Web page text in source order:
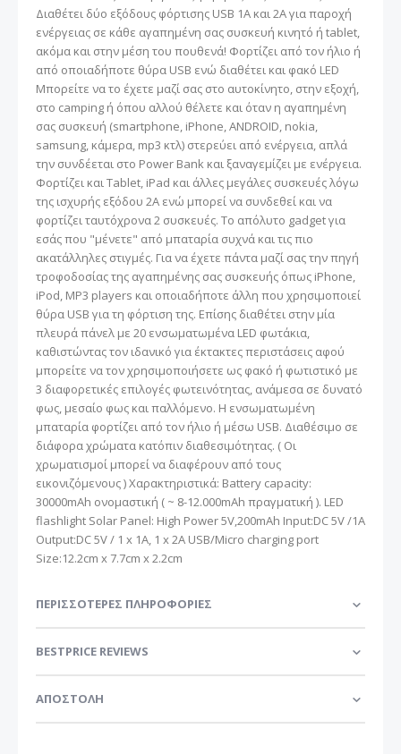
Διαθέτει δύο εξόδους φόρτισης USB 1Α και 2Α για παροχή
ενέργειας σε κάθε αγαπημένη σας συσκευή κινητό ή tablet,
ακόμα και στην μέση του πουθενά! Φορτίζει από τον ήλιο ή
από οποιαδήποτε θύρα USB ενώ διαθέτει και φακό LED
Μπορείτε να το έχετε μαζί σας στο αυτοκίνητο, στην εξοχή,
στο camping ή όπου αλλού θέλετε και όταν η αγαπημένη
σας συσκευή (smartphone, iPhone, ANDROID, nokia,
samsung, κάμερα, mp3 κτλ) στερεύει από ενέργεια, απλά
την συνδέεται στο Power Bank και ξαναγεμίζει με ενέργεια.
Φορτίζει και Tablet, iPad και άλλες μεγάλες συσκευές λόγω
της ισχυρής εξόδου 2Α ενώ μπορεί να συνδεθεί και να
φορτίζει ταυτόχρονα 2 συσκευές. Το απόλυτο gadget για
εσάς που "μένετε" από μπαταρία συχνά και τις πιο
ακατάλληλες στιγμές. Για να έχετε πάντα μαζί σας την πηγή
τροφοδοσίας της αγαπημένης σας συσκευής όπως iPhone,
iPοd, MP3 players και οποιαδήποτε άλλη που χρησιμοποιεί
θύρα USB για τη φόρτιση της. Επίσης διαθέτει στην μία
πλευρά πάνελ με 20 ενσωματωμένα LED φωτάκια,
καθιστώντας τον ιδανικό για έκτακτες περιστάσεις αφού
μπορείτε να τον χρησιμοποιήσετε ως φακό ή φωτιστικό με
3 διαφορετικές επιλογές φωτεινότητας, ανάμεσα σε δυνατό
φως, μεσαίο φως και παλλόμενο. Η ενσωματωμένη
μπαταρία φορτίζει από τον ήλιο ή μέσω USB. Διαθέσιμο σε
διάφορα χρώματα κατόπιν διαθεσιμότητας. ( Οι
χρωματισμοί μπορεί να διαφέρουν από τους
εικονιζόμενους ) Χαρακτηριστικά: Battery capacity:
30000mAh ονομαστική ( ~ 8-12.000mAh πραγματική ). LED
flashlight Solar Panel: High Power 5V,200mAh Input:DC 5V /1A
Output:DC 5V / 1 x 1A, 1 x 2A USB/Micro charging port
Size:12.2cm x 7.7cm x 2.2cm
ΠΕΡΙΣΣΌΤΕΡΕΣ ΠΛΗΡΟΦΟΡΊΕΣ
BESTPRICE REVIEWS
ΑΠΟΣΤΟΛΗ